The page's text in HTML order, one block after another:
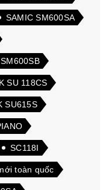
SAMIC SM600SA
SU 118CS
SU615S
SC118I
toàn quốc